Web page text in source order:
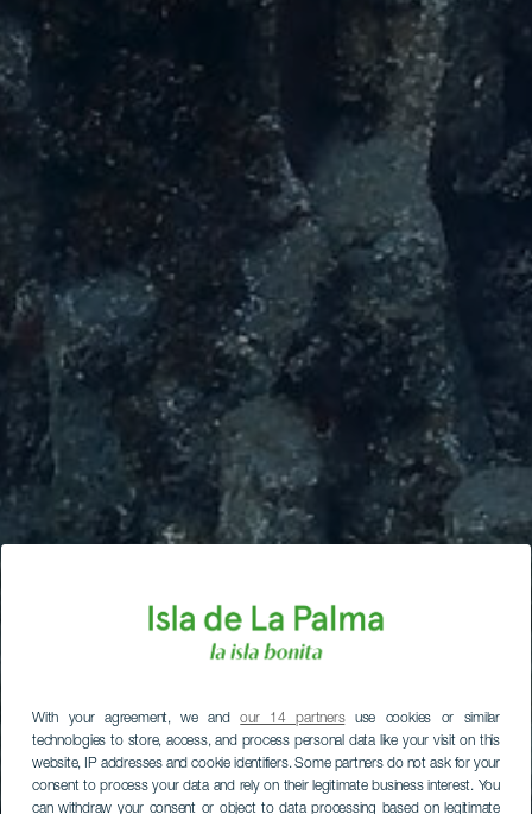
With your agreement, we andour 14 partnersuse cookies or similar
technologies to store, access, and process personal data like your visit on this
website, IP addresses and cookie identifiers. Some partners do not ask for your
consent to process your data and rely on their legitimate business interest. You
can withdraw your consent or object to data processing based on legitimate